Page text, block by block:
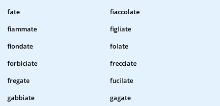
fate
fiaccolate
fiammate
figliate
fiondate
folate
forbiciate
frecciate
fregate
fucilate
gabbiate
gagate